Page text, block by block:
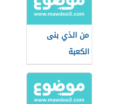
من الذي بنى
الكعبة